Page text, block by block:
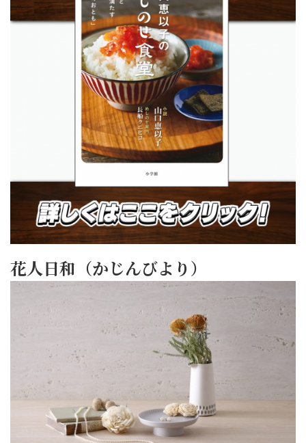
花人日和（かじんびより）